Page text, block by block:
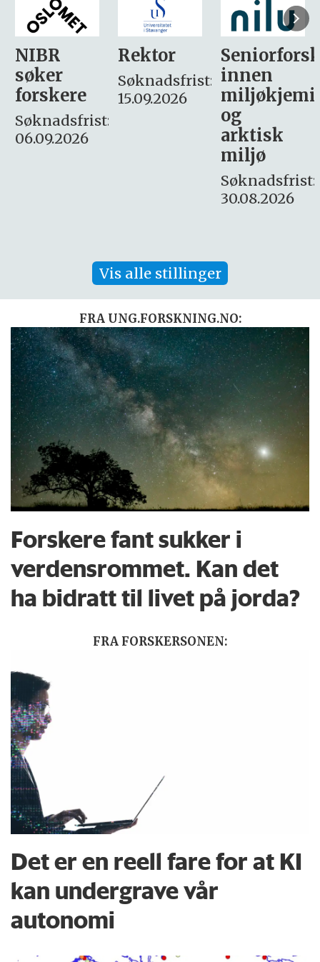
Rektor
Søknadsfrist:
15.09.2026
Seniorforsker
innen
miljøkjemi
søker
– fast
Søknadsfrist:
16. august.
Vis alle stillinger
FRA UNG.FORSKNING.NO:
Forskere fant sukker i
verdensrommet. Kan det
ha bidratt til livet på jorda?
FRA FORSKERSONEN:
Det er en reell fare for at KI
kan undergrave vår
autonomi